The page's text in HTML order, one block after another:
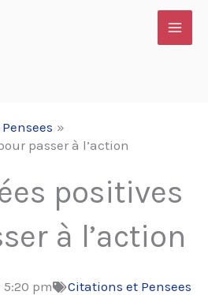
passer à l’action
positives
à l’action
5:20 pm Citations et Pensees